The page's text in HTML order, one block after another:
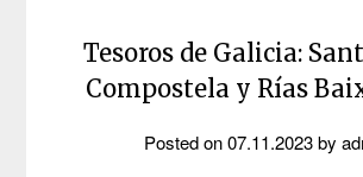
Tesoros de Galicia:
Compostela y Rías
Posted on07.11.2023by